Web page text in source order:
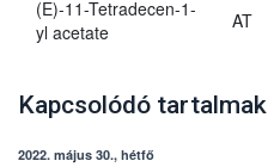
(E)-11-Tetradecen-1-
yl acetate
AT
Kapcsolódó tartalmak
2022. május 30., hétfő